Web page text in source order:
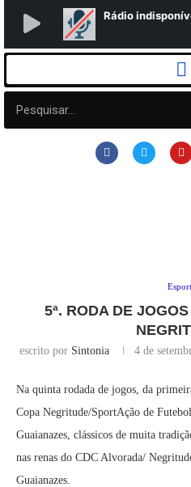
5ª. RODA DE
escrito por Sintonia 4 de
Na quinta rodada de jogos, da
Copa Negritude/SportAção de
Guaianazes, clássicos de muita
nas renas do CDC Alvorada/
Guaianazes.